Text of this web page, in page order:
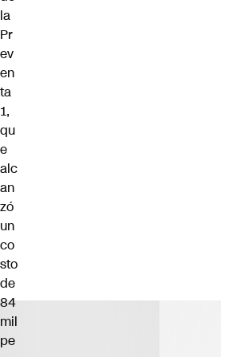
la
Pr
ev
en
ta
1,
qu
e
alc
an
zó
un
co
sto
de
84
mil
pe